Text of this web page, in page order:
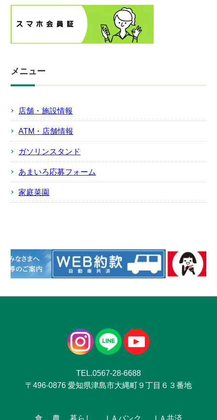
メニュー
店舗・施設情報
ATM・店舗情報
ガソリンスタンド
あまいろ応募フォーム
家庭菜園
TEL.0567-28-6688
〒496-0876 愛知県津島市大縄町９丁目６３番地
食 農 暮らし ＪＡバンク ＪＡ共済